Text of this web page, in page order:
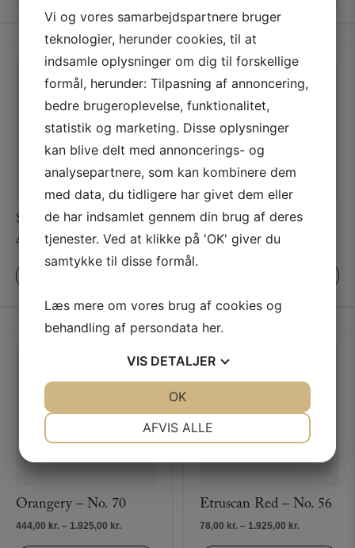
Singed Red – No. G15
444,00 kr. – 1.925,00kr.Prisinterval:
444,00 kr.
til
Bisque – No. 9811
444,00kr. – 1.925,00
1.925,00 kr.
Orangery – No. 70
444,00 kr. – 1.925,00 kr.Prisinterval:
Etruscan Red – No. 56
78,00 kr. – 1.925,00 kr.Prisinterval:
Vi og vores samarbejdspartnere bruger
teknologier, herunder cookies, til at
indsamle oplysninger om dig til forskellige
formål, herunder: Tilpasning af annoncering,
bedre brugeroplevelse, funktionalitet,
statistik og marketing. Disse oplysninger
kan blive delt med annoncerings- og
analysepartnere, som kan kombinere dem
med data, du tidligere har givet dem eller
de har indsamlet gennem din brug af deres
tjenester. Ved at klikke på 'OK' giver du
samtykke til disse formål.
Læs mere om vores brug af cookies og
behandling af persondata her.
VIS DETALJER
AFVIS ALLE
OK